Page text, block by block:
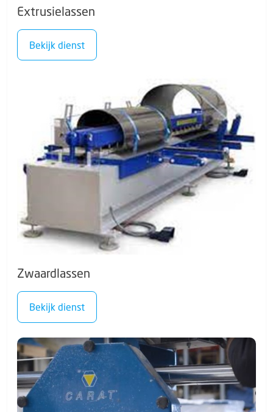
Extrusielassen
Bekijk dienst
Zwaardlassen
Bekijk dienst